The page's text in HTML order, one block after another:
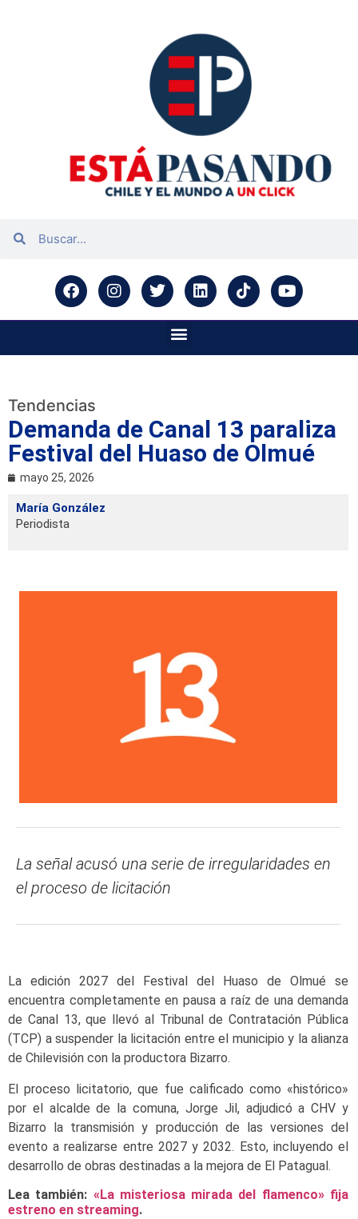
Tendencias
Demanda de Canal 13 paraliza
Festival del Huaso de Olmué
mayo 25, 2026
María González
Periodista
La señal acusó una serie de irregularidades en
el proceso de licitación
La edición 2027 del Festival del Huaso de Olmué se
encuentra completamente en pausa a raíz de una demanda
de Canal 13, que llevó al Tribunal de Contratación Pública
(TCP) a suspender la licitación entre el municipio y la alianza
de Chilevisión con la productora Bizarro.
El proceso licitatorio, que fue calificado como «histórico»
por el alcalde de la comuna, Jorge Jil, adjudicó a CHV y
Bizarro la transmisión y producción de las versiones del
evento a realizarse entre 2027 y 2032. Esto, incluyendo el
desarrollo de obras destinadas a la mejora de El Patagual.
Lea también: «La misteriosa mirada del flamenco» fija
estreno en streaming.